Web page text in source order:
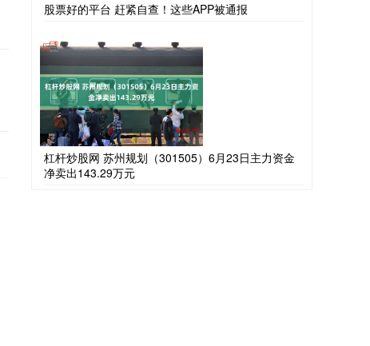
股票好的平台 赶紧自查！这些APP被通报
杠杆炒股网 苏州规划（301505）6月23日主力资金
净卖出143.29万元